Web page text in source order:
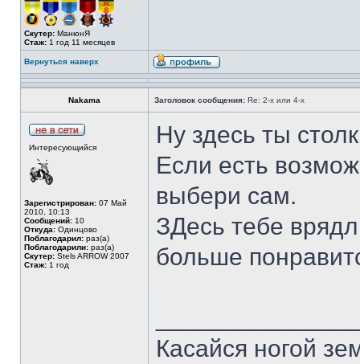
Скутер: МанюнЯ
Стаж: 1 год 11 месяцев
Вернуться наверх
Nakama Заголовок сообщения: Re: 2-х или 4-х
Интересующийся
Зарегистрирован: 07 Май
2010, 10:13
Сообщений: 10
Откуда: Одинцово
Поблагодарил: раз(а)
Поблагодарили: раз(а)
Скутер: Stels ARROW 2007
Стаж: 1 год
Ну здесь ты
Если есть
выбери сам.
ЗДесь тебе
больше
Касайся ногой